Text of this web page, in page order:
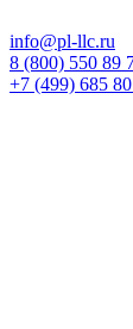
info@pl-llc.ru
8 (800) 550 89
+7 (499) 685